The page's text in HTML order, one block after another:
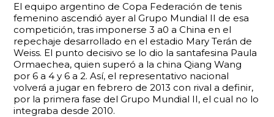
El equipo argentino de Copa Federación de tenis
femenino ascendió ayer al Grupo Mundial II de esa
competición, tras imponerse 3 a0 a China en el
repechaje desarrollado en el estadio Mary Terán de
Weiss. El punto decisivo se lo dio la santafesina Paula
Ormaechea, quien superó a la china Qiang Wang
por 6 a 4 y 6 a 2. Así, el representativo nacional
volverá a jugar en febrero de 2013 con rival a definir,
por la primera fase del Grupo Mundial II, el cual no lo
integraba desde 2010.